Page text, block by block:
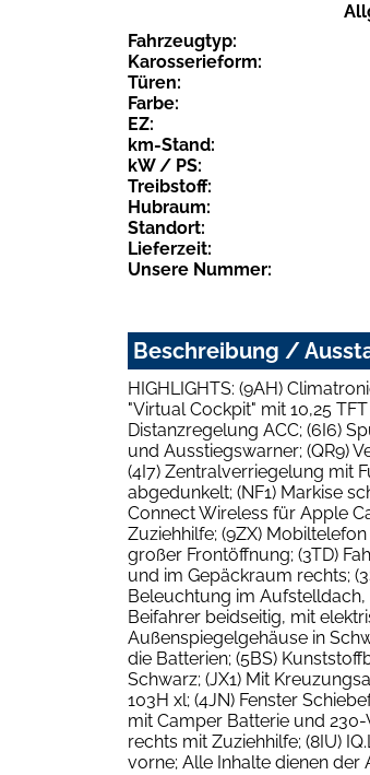
Fahrzeugtyp:
Karosserieform:
Türen:
Farbe:
EZ:
km-Stand:
kW / PS:
Treibstoff:
Hubraum:
Standort:
Lieferzeit:
Unsere Nummer:
Beschreibung /
HIGHLIGHTS: (9AH)
"Virtual Cockpit" mit 10,25
Distanzregelung ACC; (6I6)
und Ausstiegswarner; (QR9)
(4I7) Zentralverriegelung mit
abgedunkelt; (NF1) Markise
Connect Wireless für Apple
Zuziehhilfe; (9ZX)
großer Frontöffnung; (3TD)
und im Gepäckraum rechts;
Beleuchtung im Aufstelldach,
Beifahrer beidseitig, mit
Außenspiegelgehäuse in
die Batterien; (5BS)
Schwarz; (JX1) Mit
103H xl; (4JN) Fenster
mit Camper Batterie und
rechts mit Zuziehhilfe; (8IU)
vorne; Alle Inhalte dienen der